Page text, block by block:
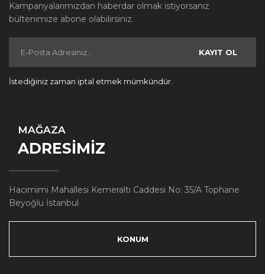
Kampanyalarımızdan haberdar olmak istiyorsanız
bültenimize abone olabilirsiniz.
KAYIT OL
İstediğiniz zaman iptal etmek mümkündür.
MAĞAZA
ADRESİMİZ
Hacımimi Mahallesi Kemeraltı Caddesi No: 35/A Tophane
Beyoğlu İstanbul
KONUM